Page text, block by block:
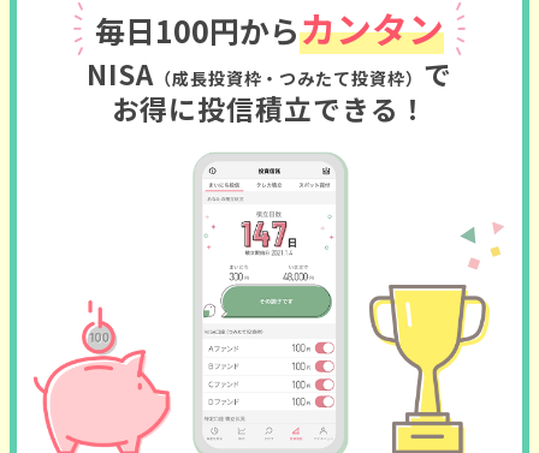
毎日100円からカンタン
NISA （成長投資枠・つみたて投資枠） で
お得に投信積立できる！